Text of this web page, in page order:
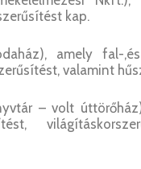
kap.
amely fal-
valamint
– volt